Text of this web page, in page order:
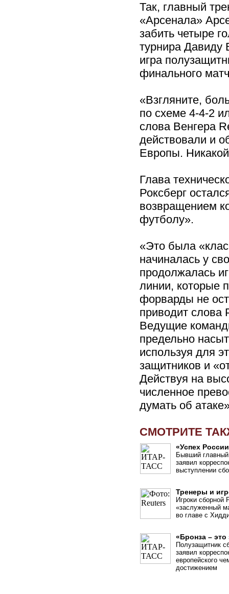
Так, главный
«Арсенала»
забить четыре
турнира Давиду
игра
финального
«Взгляните,
по схеме 4-4-2
слова Венгера
действовали и
Европы.
Глава
Роксберг
возвращением
футболу».
«Это была
начиналась у
продолжалась
линии, которые
форварды не
приводит слова
Ведущие
предельно
используя для
защитников и
Действуя на
численное
думать об
СМОТРИТЕ
«Успех
Бывший главный
заявил
выступлении
Тренеры и
Игроки сборной
«заслуженный
во главе с
«Бронза –
Полузащитник
заявил
европейского
достижением